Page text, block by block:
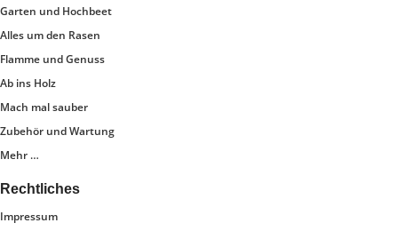
Garten und Hochbeet
Alles um den Rasen
Flamme und Genuss
Ab ins Holz
Mach mal sauber
Zubehör und Wartung
Mehr …
Rechtliches
Impressum